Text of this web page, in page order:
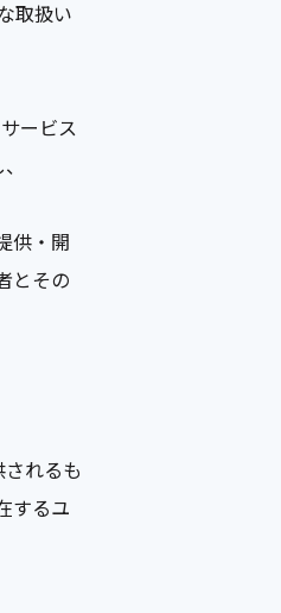
取扱い
ービス
供・開
とその
れるも
するユ